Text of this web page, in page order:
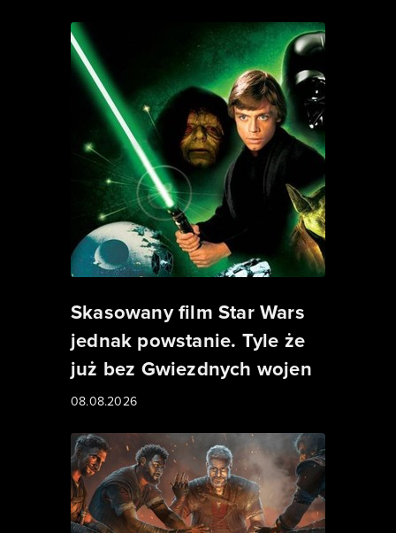
Skasowany film Star Wars
jednak powstanie. Tyle że
już bez Gwiezdnych wojen
08.08.2026